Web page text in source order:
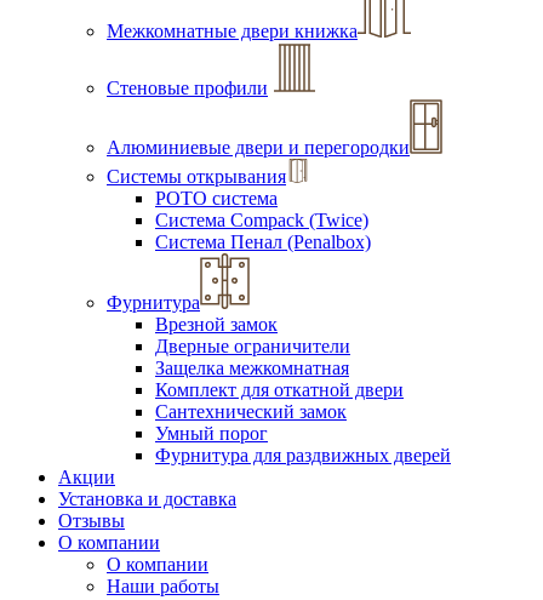
Межкомнатные двери книжка
Стеновые профили
Алюминиевые двери и перегородки
Системы открывания
РОТО система
Система Compack (Twice)
Система Пенал (Penalbox)
Фурнитура
Врезной замок
Дверные ограничители
Защелка межкомнатная
Комплект для откатной двери
Сантехнический замок
Умный порог
Фурнитура для раздвижных дверей
Акции
Установка и доставка
Отзывы
О компании
О компании
Наши работы